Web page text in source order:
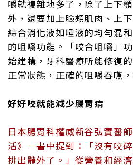
嚼就複雜地多了，除了上下
外，還要加上臉頰肌肉、上
綜合消化液如唾液的均勻混
的咀嚼功能。「咬合咀嚼」
始建構，牙科醫療所能修復
正常狀態，正確的咀嚼吞嚥
好好咬就能減少腸胃病
日本腸胃科權威新谷弘實醫
活》一書中提到：「沒有咬
排出體外了。」從營養和經